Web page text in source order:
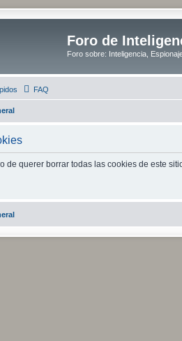
Foro de
Foro sobre: Inteligencia,
FAQ
de querer borrar todas las cookies de este